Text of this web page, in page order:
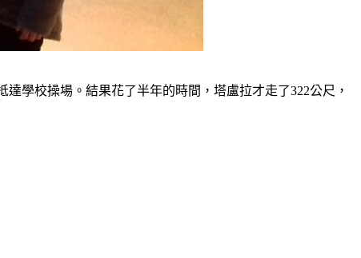
學校操場。結果花了半年的時間，塔盧拉才走了322公尺，